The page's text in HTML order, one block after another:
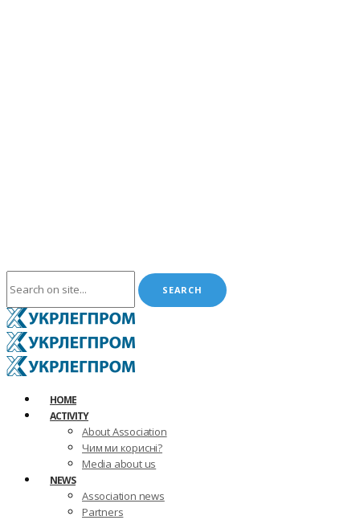
HOME
ACTIVITY
About Association
Чим ми корисні?
Media about us
NEWS
Association news
Partners